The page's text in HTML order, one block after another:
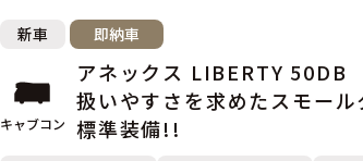
新車 即納車
キャブコン
アネックス LIBERTY 50DB
扱いやすさを求めたスモー
標準装備!!